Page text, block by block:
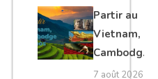
Partir au
Vietnam,
Cambodge
et Laos :
7 août 2026